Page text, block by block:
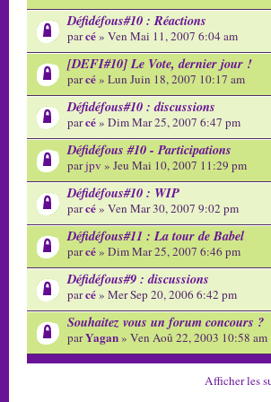
Défidéfous#10 : Réactions
parcé» Ven Mai 11, 2007 6:04 am
[DEFI#10] Le Vote, dernier jour !
parcé» Lun Juin 18, 2007 10:17 am
Défidéfous#10 : discussions
parcé» Dim Mar 25, 2007 6:47 pm
Défidéfous #10 - Participations
parjpv » Jeu Mai 10, 2007 11:29 pm
Défidéfous#10 : WIP
parcé» Ven Mar 30, 2007 9:02 pm
Défidéfous#11 : La tour de Babel
parcé» Dim Mar 25, 2007 6:46 pm
Défidéfous#9 : discussions
parcé» Mer Sep 20, 2006 6:42 pm
Souhaitez vous un forum concours ?
parYagan» Ven Aoû 22, 2003 10:58 am
Afficher les